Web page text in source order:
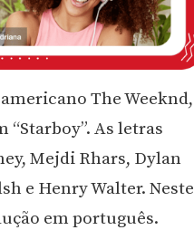
The Weeknd,
“Starboy”. As letras
Mejdi Rhars, Dylan
e Henry Walter. Neste
em português.